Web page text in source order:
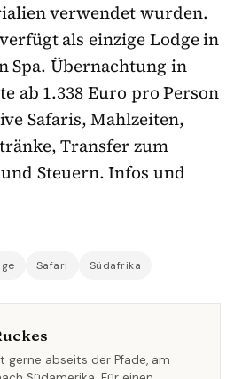
verwendet wurden.
als einzige Lodge in
Spa. Übernachtung in
ab 1.338 Euro pro Person
Safaris, Mahlzeiten,
Transfer zum
Steuern. Infos und
Safari Südafrika
gerne abseits der Pfade, am